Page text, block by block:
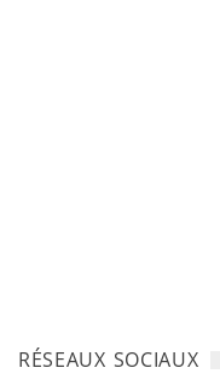
RÉSEAUX SOCIAUX